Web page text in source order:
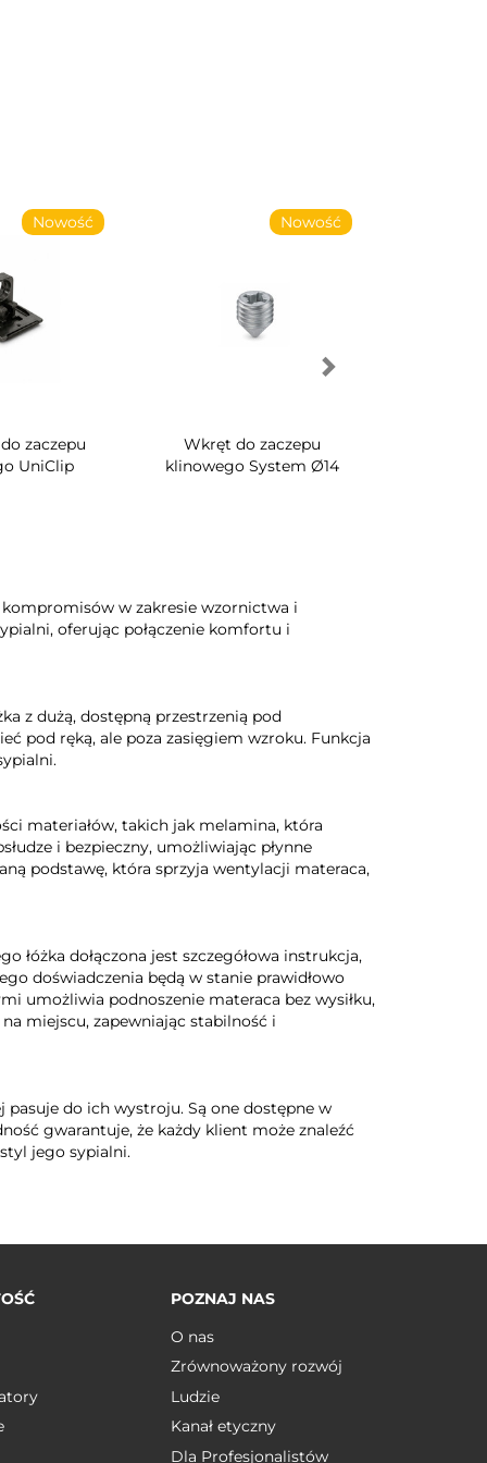
Nowość
zaczepu
UniClip
Nowość
Wkręt do zaczepu
klinowego System Ø14
w zakresie wzornictwa i
oferując połączenie komfortu i
z dużą, dostępną przestrzenią pod
pod ręką, ale poza zasięgiem wzroku. Funkcja
materiałów, takich jak melamina, która
i bezpieczny, umożliwiając płynne
podstawę, która sprzyja wentylacji materaca,
łóżka dołączona jest szczegółowa instrukcja,
doświadczenia będą w stanie prawidłowo
umożliwia podnoszenie materaca bez wysiłku,
miejscu, zapewniając stabilność i
do ich wystroju. Są one dostępne w
gwarantuje, że każdy klient może znaleźć
jego sypialni.
POZNAJ NAS
O nas
Zrównoważony rozwój
Ludzie
Kanał etyczny
Dla Profesjonalistów